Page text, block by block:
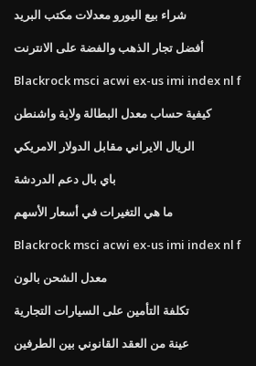
شراء بيع اليورو معدلات مكتب البريد
أفضل تجار الذهب والفضة على الانترنت
Blackrock msci acwi ex-us imi index nl f
كيفية حساب معدل البطالة ولاية واشنطن
الريال الايراني مقابل الدولار الامريكي
باي بال دعم الدردشة
ما هي التغيرات في أسعار الأسهم
Blackrock msci acwi ex-us imi index nl f
معدل الشحن بالون
تكلفة التأمين على السيارات التجارية
عينة من العقد القانوني بين الطرفين